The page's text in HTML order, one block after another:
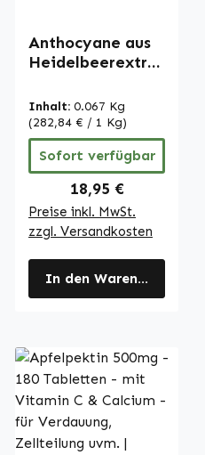
Anthocyane aus
Heidelbeerextra
vegan | Warnke
Vitalstoffe
Inhalt: 0.067 Kg
(282,84 € / 1 Kg)
Sofort verfügbar
Regulärer Preis:
18,95 €
Preise inkl. MwSt.
zzgl. Versandkosten
In den Warenkorb